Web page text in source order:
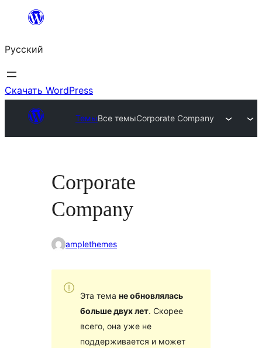
Перейти
содержимому
Русский
Скачать WordPress
ТемыВсе темыCorporate Company
Corporate
Company
amplethemes
Эта тема не обновлялась
больше двух лет. Скорее
всего, она уже не
поддерживается и может